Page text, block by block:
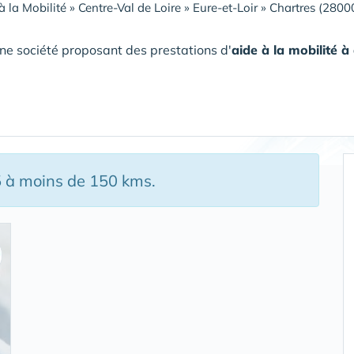
la Mobilité » Centre-Val de Loire » Eure-et-Loir» Chartres
société proposant des prestations d'aide à la mobilité à
à moins de 150 kms.